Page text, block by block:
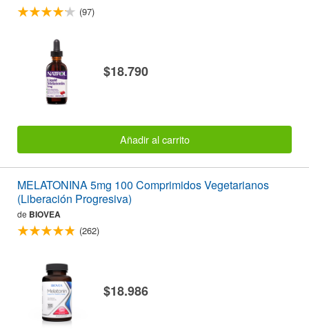
(97)
$18.790
Añadir al carrito
MELATONINA 5mg 100 Comprimidos Vegetarianos
(Liberación Progresiva)
de BIOVEA
(262)
$18.986